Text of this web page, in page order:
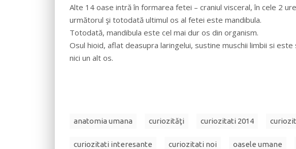
Alte 14 oase intră în formarea fetei – craniul visceral, în cele 2
următorul şi totodată ultimul os al fetei este mandibula.
Totodată, mandibula este cel mai dur os din organism.
Osul hioid, aflat deasupra laringelui, sustine muschii limbii si
nici un alt os.
anatomia umana curiozităţi curiozitati 2014
curiozitati interesante curiozitati noi oasele umane